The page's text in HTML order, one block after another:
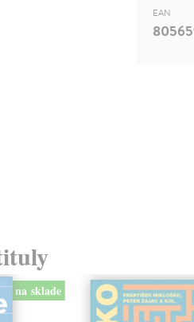
EAN
na sklade